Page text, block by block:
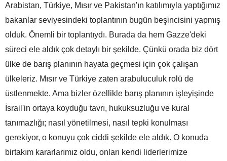
Arabistan, Türkiye, Mısır ve Pakistan'ın katılımıyla yaptığımız
bakanlar seviyesindeki toplantının bugün beşincisini yapmış
olduk. Önemli bir toplantıydı. Burada da hem Gazze'deki
süreci ele aldık çok detaylı bir şekilde. Çünkü orada biz dört
ülke de barış planının hayata geçmesi için çok çalışan
ülkeleriz. Mısır ve Türkiye zaten arabuluculuk rolü de
üstlenmekte. Ama bizler özellikle barış planının işleyişinde
İsrail'in ortaya koyduğu tavrı, hukuksuzluğu ve kural
tanımazlığı; nasıl yönetilmesi, nasıl tepki konulması
gerekiyor, o konuyu çok ciddi şekilde ele aldık. O konuda
birtakım kararlarımız oldu, onları kendi liderlerimize